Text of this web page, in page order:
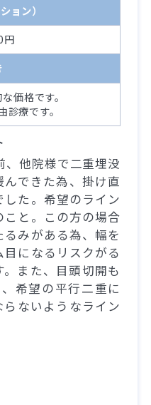
ョン）
円
価格です。
診療です。
、他院様で二重埋没
できた為、掛け直
た。希望のライン
と。この方の場合
みがある為、幅を
になるリスクがる
また、目頭切開も
希望の平行二重に
ないようなライン